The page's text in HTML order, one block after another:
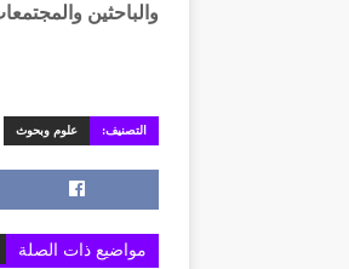
والباحثين
التصنيف: علوم وبحوث
مواضيع ذات الصلة